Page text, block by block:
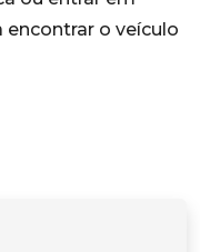
o veículo